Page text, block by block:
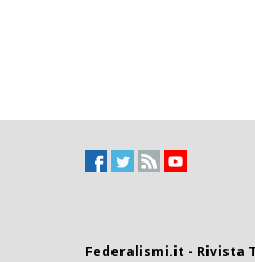
Federalismi.it - Rivista